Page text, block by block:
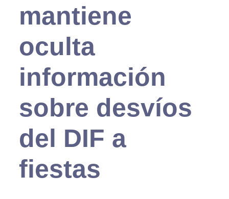
mantiene
oculta
información
sobre desvíos
del DIF a
fiestas